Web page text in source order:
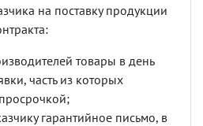
на поставку продукции
товары в день
часть из которых
гарантийное письмо, в